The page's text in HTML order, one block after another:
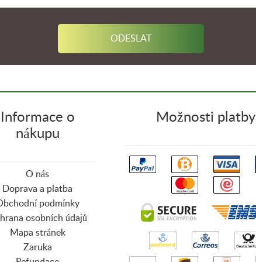
Informace o
nákupu
O nás
Doprava a platba
podmínky
osobních údajů
Mapa stránek
Zaruka
Možnosti platby